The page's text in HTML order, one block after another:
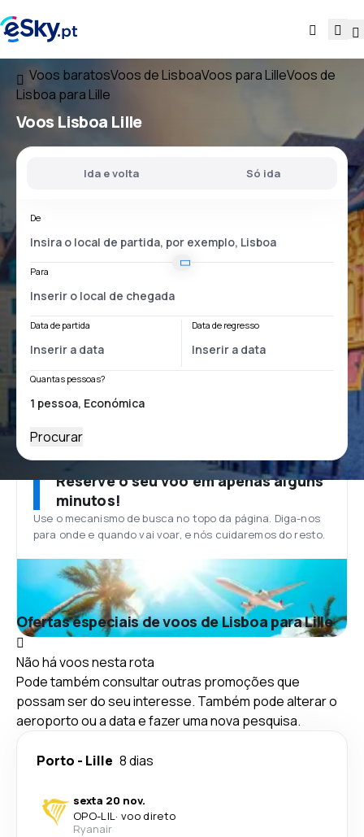
Voos baratosVoos de LisboaVoos para LilleVoos de
Lisboa para Lille
Voos Lisboa Lille
Ida e volta Só ida
De
Para
Data de partida Data de regresso
Quantas pessoas?
Procurar
Reserve o seu voo em apenas alguns
minutos!
Use o mecanismo de busca no topo da página. Diga-nos
para onde e quando vai voar, e nós cuidaremos do resto.
Ofertas especiais de voos de Lisboa para Lille
Não há voos nesta rota
Pode também consultar outras promoções que
possam ser do seu interesse. Também pode alterar o
aeroporto ou a data e fazer uma nova pesquisa.
Porto - Lille 8 dias
sexta 20 nov.
OPO-LIL· voo direto
Ryanair